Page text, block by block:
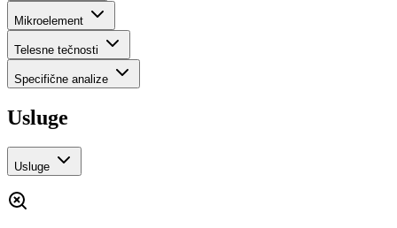
Mikroelement
Telesne tečnosti
Specifične analize
Usluge
Usluge